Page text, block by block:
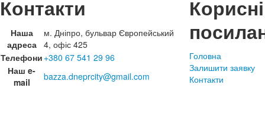
Контакти
Наша
адреса
м. Дніпро, бульвар Європейський
4, офіс 425
Телефони +380 67 541 29 96
Наш e-
mail
bazza.dneprcity@gmail.com
Корисні
Головна
Залишити заявку
Контакти